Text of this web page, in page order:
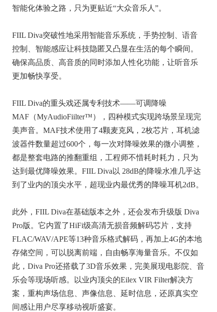
智能化体验之路，只为更贴近“大众音乐人”。
FIIL Diva突破性地采用智能音乐系统，手势控制、语音
控制、智能感应让科技隐匿又凸显在生活的每个瞬间。
确保高品质、高音质的同时添加人性化功能，让听音乐
更加畅快享受。
FIIL Diva的重头戏还属专利技术——可调降噪
MAF（MyAudioFiilter™），四种模式实现跨场景呈现完
美声音。MAF技术使用了4颗麦克风，2枚芯片，耳机滤
波器件数量超过600个，每一次对降噪效果的微小调整，
都是整套电路的推翻重组，工程师不惜耗时耗力，只为
达到最优降噪效果。FIIL Diva以 28dB的降噪水准几乎达
到了业内的顶尖水平，超现业内最优秀的降噪耳机2dB。
此外，FIIL Diva在基础版本之外，还会发布升级版 Diva
Pro版。它内置了HiFi级高清无损音频解码芯片，支持
FLAC/WAV/APE等13种音乐格式解码，再加上4G的本地
存储空间，可以脱离前端，自由畅享海量音乐。不仅如
此，Diva Pro还搭载了3D音乐效果，完美展现电影院、音
乐会等现场听感。以业内顶尖的Eilex VIR Filter解决方
案，重构声场信息、声像信息、延时信息，还原真实空
间感让用户尽享移动视听盛宴。